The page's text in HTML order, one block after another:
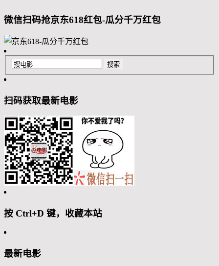
微信扫码抢京东618红包-瓜分千万红包
扫码获取最新电影
按 Ctrl+D 键，收藏本站
最新电影